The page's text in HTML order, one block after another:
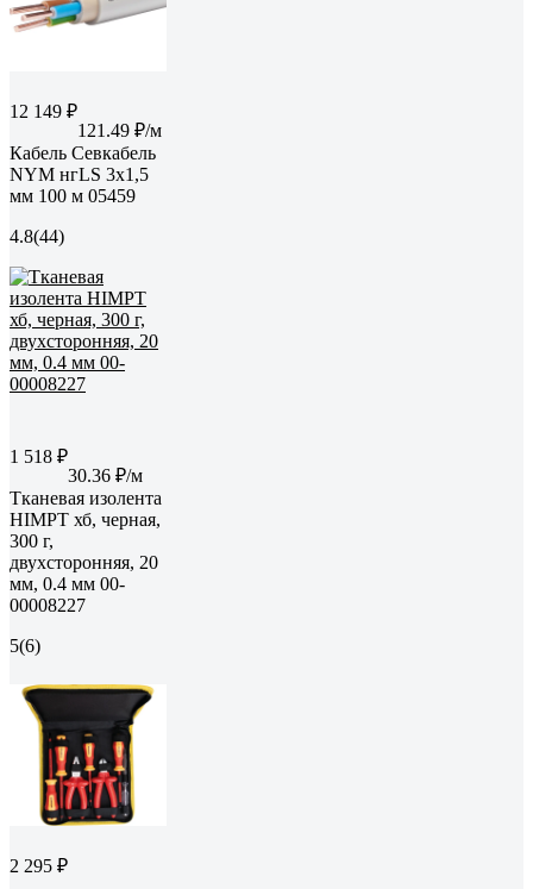
12 149 ₽
121.49 ₽/м
Кабель Севкабель
NYM нгLS 3х1,5
мм 100 м 05459
4.8(44)
1 518 ₽
30.36 ₽/м
Тканевая изолента
HIMPT хб, черная,
300 г,
двухсторонняя, 20
мм, 0.4 мм 00-
00008227
5(6)
2 295 ₽